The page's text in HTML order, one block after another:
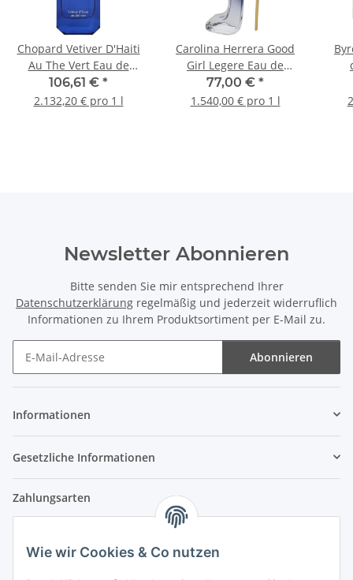
Wie wir Cookies & Co nutzen
Chopard Vetiver D'Haiti
Au The Vert Eau de
Parfum 50ml
106,61 € *
2.132,20 € pro 1 l
Carolina Herrera Good
Girl Legere Eau de
Parfum 50ml
77,00 € *
1.540,00 € pro 1 l
Newsletter Abonnieren
Bitte senden Sie mir entsprechend Ihrer
Datenschutzerklärung regelmäßig und jederzeit widerruflich
Informationen zu Ihrem Produktsortiment per E-Mail zu.
Abonnieren
Informationen
Gesetzliche Informationen
Zahlungsarten
Versandpartner